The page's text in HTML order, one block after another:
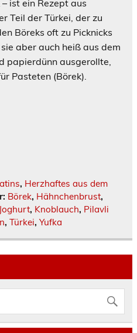
ist ein Rezept aus
Teil der Türkei, der zu
Böreks oft zu Picknicks
aber auch heiß aus dem
papierdünn ausgerollte,
Pasteten (Börek).
, Herzhaftes aus dem
Börek, Hähnchenbrust,
Joghurt, Knoblauch, Pilavli
, Türkei, Yufka